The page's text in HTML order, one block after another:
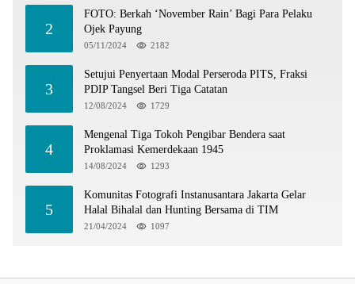
2
FOTO: Berkah ‘November Rain’ Bagi Para Pelaku
Ojek Payung
05/11/2024 2182
3
Setujui Penyertaan Modal Perseroda PITS, Fraksi
PDIP Tangsel Beri Tiga Catatan
12/08/2024 1729
4
Mengenal Tiga Tokoh Pengibar Bendera saat
Proklamasi Kemerdekaan 1945
14/08/2024 1293
5
Komunitas Fotografi Instanusantara Jakarta Gelar
Halal Bihalal dan Hunting Bersama di TIM
21/04/2024 1097